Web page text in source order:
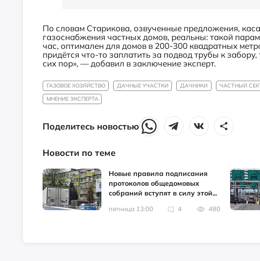
По словам Старикова, озвученные предложения,
газоснабжения частных домов, реальны: такой
час, оптимален для домов в 200-300 квадратных
придётся что-то заплатить за подвод трубы к
сих пор», — добавил в заключение эксперт.
ГАЗОВОЕ ХОЗЯЙСТВО ДАЧНЫЕ УЧАСТКИ ДАЧНИКИ ЧАСТНЫЙ
МНЕНИЕ ЭКСПЕРТА
Поделитесь новостью
Новости по теме
Новые правила подписания
протоколов общедомовых
собраний вступят в силу этой...
пятница 13:00 4 480